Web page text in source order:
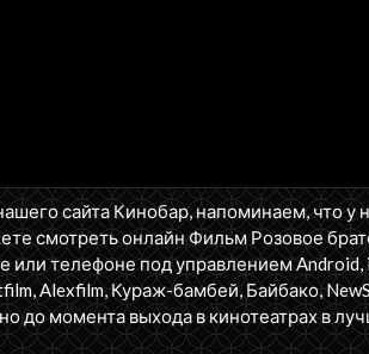
сайта Кинобар, напоминаем, что
смотреть онлайн Фильм Розовое
или телефоне под управлением
Alexfilm, Кураж-бамбей, Байбако,
до момента выхода в кинотеатрах в